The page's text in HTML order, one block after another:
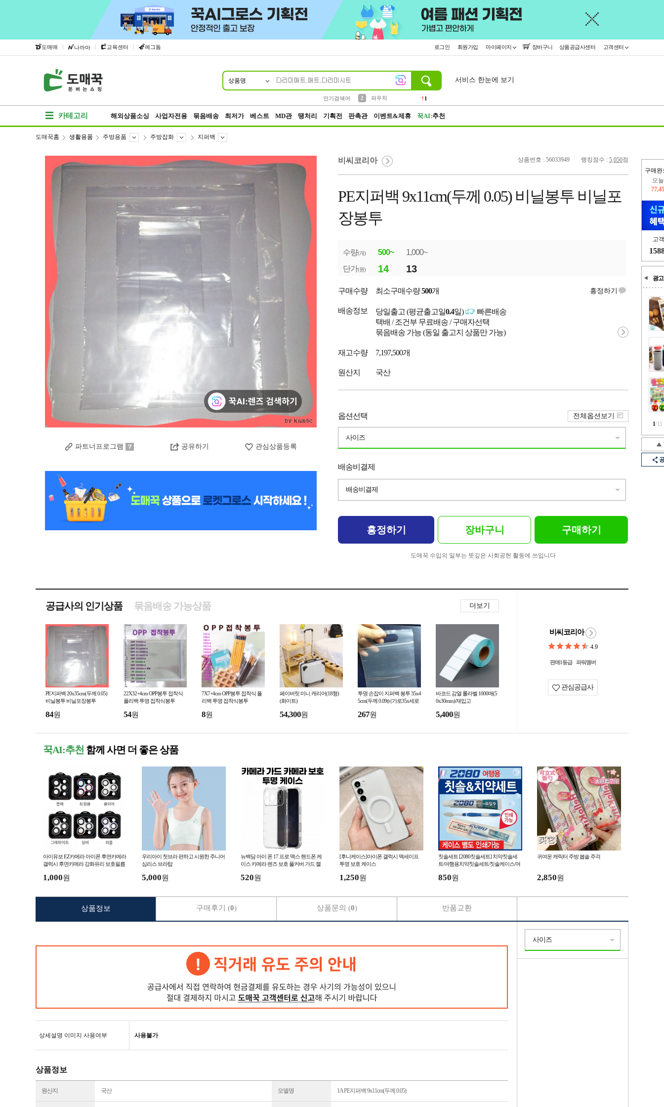
도매매 | 나까마 | 교육센터 | 에그돔 로그인 회원가입 마이페이지 장바구니 상품공급사센터 고객센터
상품명
인기검색어
3
모자
2
서비스 한눈에 보기
카테고리 해외상품소싱 사업자전용 묶음배송 최저가 베스트 MD관 땡처리 기획전 판촉관 이벤트&제휴 꾹AI:추천
구매완
고
광고
1/11
도매꾹홈 생활용품 주방용품 주방잡화 지퍼백
파트너프로그램 공유하기 관심상품등록
상품번호 : 56033949 랭킹점수 : 5,050점
비씨코리아
PE지퍼백 9x11cm(두께 0.05) 비닐봉투 비닐포
장봉투
수량(개) 500~
1,000~
단가(원) 14 13
구매수량 최소구매수량500개 흥정하기
배송정보 당일출고 (평균출고일0.4일)
빠른배송
택배 / 조건부 무료배송 / 구매자선택
묶음배송 가능 (동일 출고지 상품만 가능)
재고수량 7,197,500개
원산지 국산
옵션선택
사이즈
전체옵션보기
배송비결제
배송비결제
흥정하기 장바구니 구매하기
도매꾹 수입의 일부는 뜻깊은 사회공헌 활동에 쓰입니다
공급사의 인기상품 더보기
묶음배송 가능상품
PE지퍼백 20x35cm(두께 0.05)
비닐봉투 비닐포장봉투
84원
22X32+4cm OPP봉투 접착식
폴리백 투명 접착식봉투
54원
7X7+4cm OPP봉투 접착식 폴
리백 투명 접착식봉투
8원
페이버릿 미니 캐리어(18형)
(화이트)
54,300원
투명 손잡이 지퍼백 봉투 35x4
5cm(두께 0.09t) (가로35x세로
267원
바코드 감열 롤라벨 1000매(5
0x30mm)/재입고
5,400원
비씨코리아
4.9
판매1등급 파워멤버
관심공급사
꾹AI:추천 함께 사면 더 좋은 상품
아이유보 EZ카메라 아이폰 후면카메라
갤럭시 후면카메라 강화유리 보호필름
1,000원
우리아이 첫브라 편하고 시원한 주니어
심리스 브라탑
5,000원
뉴백담 아이 폰 17 프로 맥스 핸드폰 케
이스 카메라 렌즈 보호 풀커버 가드 젤
520원
[후니케이스]아이폰 갤럭시 맥세이프
투명 보호 케이스
1,250원
칫솔세트 [2080칫솔세트] 치약칫솔세
트/여행용치약칫솔세트/칫솔케이스/여
850원
귀여운 캐릭터 주방 봅솥 주걱
2,850원
상세설명 이미지 사용여부 사용불가
상품정보
원산지 국산 모델명 1A PE지퍼백 9x11cm(두께 0.05)
상품정보 구매후기 (0) 상품문의 (0) 반품교환
사이즈